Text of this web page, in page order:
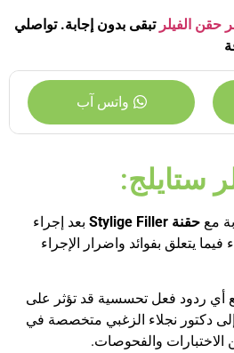
حقن الفيلر تبقى بدون إجابة. تواصلي
واتس آب
ستايلج:
مع حقنة Stylige Filler بعد إجراء
يتعلق بفوائد واضرار الإجراء
ردود فعل تحسسية قد تؤثر على
إلى دكتور نجلاء الزغبي متخصصة في
والفحوصات.